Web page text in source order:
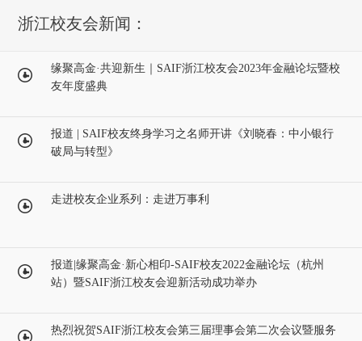
浙江校友会新闻：
缘聚高金·共迎新生｜SAIF浙江校友会2023年金融论坛暨校
友年度盛典
报道 | SAIF校友终身学习之名师开讲《刘晓春：中小银行
破局与转型》
走进校友企业系列：走进万事利
报道|缘聚高金·新心相印-SAIF校友2022金融论坛（杭州
站）暨SAIF浙江校友会迎新活动成功举办
热烈祝贺SAIF浙江校友会第三届理事会第二次会议暨服务